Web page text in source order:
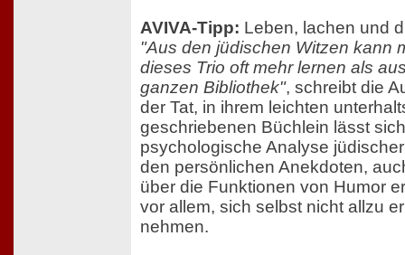
AVIVA-Tipp: Leben, lachen und
"Aus den jüdischen Witzen kann
dieses Trio oft mehr lernen als
ganzen Bibliothek", schreibt die
der Tat, in ihrem leichten
geschriebenen Büchlein lässt
psychologische Analyse
den persönlichen Anekdoten,
über die Funktionen von Humor
vor allem, sich selbst nicht allzu
nehmen.